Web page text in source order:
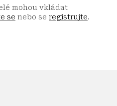
mohou vkládat
se nebo se registrujte.